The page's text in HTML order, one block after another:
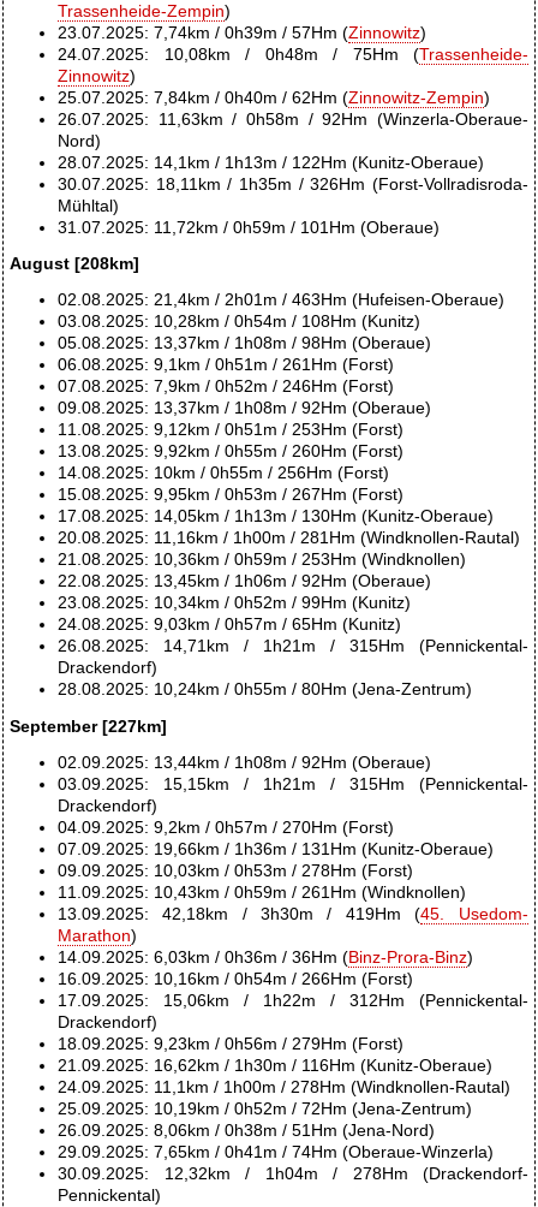
Trassenheide-Zempin)
23.07.2025: 7,74km / 0h39m / 57Hm (Zinnowitz)
24.07.2025: 10,08km / 0h48m / 75Hm (Trassenheide-
Zinnowitz)
25.07.2025: 7,84km / 0h40m / 62Hm (Zinnowitz-Zempin)
26.07.2025: 11,63km / 0h58m / 92Hm (Winzerla-Oberaue-
Nord)
28.07.2025: 14,1km / 1h13m / 122Hm (Kunitz-Oberaue)
30.07.2025: 18,11km / 1h35m / 326Hm (Forst-Vollradisroda-
Mühltal)
31.07.2025: 11,72km / 0h59m / 101Hm (Oberaue)
August [208km]
02.08.2025: 21,4km / 2h01m / 463Hm (Hufeisen-Oberaue)
03.08.2025: 10,28km / 0h54m / 108Hm (Kunitz)
05.08.2025: 13,37km / 1h08m / 98Hm (Oberaue)
06.08.2025: 9,1km / 0h51m / 261Hm (Forst)
07.08.2025: 7,9km / 0h52m / 246Hm (Forst)
09.08.2025: 13,37km / 1h08m / 92Hm (Oberaue)
11.08.2025: 9,12km / 0h51m / 253Hm (Forst)
13.08.2025: 9,92km / 0h55m / 260Hm (Forst)
14.08.2025: 10km / 0h55m / 256Hm (Forst)
15.08.2025: 9,95km / 0h53m / 267Hm (Forst)
17.08.2025: 14,05km / 1h13m / 130Hm (Kunitz-Oberaue)
20.08.2025: 11,16km / 1h00m / 281Hm (Windknollen-Rautal)
21.08.2025: 10,36km / 0h59m / 253Hm (Windknollen)
22.08.2025: 13,45km / 1h06m / 92Hm (Oberaue)
23.08.2025: 10,34km / 0h52m / 99Hm (Kunitz)
24.08.2025: 9,03km / 0h57m / 65Hm (Kunitz)
26.08.2025: 14,71km / 1h21m / 315Hm (Pennickental-
Drackendorf)
28.08.2025: 10,24km / 0h55m / 80Hm (Jena-Zentrum)
September [227km]
02.09.2025: 13,44km / 1h08m / 92Hm (Oberaue)
03.09.2025: 15,15km / 1h21m / 315Hm (Pennickental-
Drackendorf)
04.09.2025: 9,2km / 0h57m / 270Hm (Forst)
07.09.2025: 19,66km / 1h36m / 131Hm (Kunitz-Oberaue)
09.09.2025: 10,03km / 0h53m / 278Hm (Forst)
11.09.2025: 10,43km / 0h59m / 261Hm (Windknollen)
13.09.2025: 42,18km / 3h30m / 419Hm (45. Usedom-
Marathon)
14.09.2025: 6,03km / 0h36m / 36Hm (Binz-Prora-Binz)
16.09.2025: 10,16km / 0h54m / 266Hm (Forst)
17.09.2025: 15,06km / 1h22m / 312Hm (Pennickental-
Drackendorf)
18.09.2025: 9,23km / 0h56m / 279Hm (Forst)
21.09.2025: 16,62km / 1h30m / 116Hm (Kunitz-Oberaue)
24.09.2025: 11,1km / 1h00m / 278Hm (Windknollen-Rautal)
25.09.2025: 10,19km / 0h52m / 72Hm (Jena-Zentrum)
26.09.2025: 8,06km / 0h38m / 51Hm (Jena-Nord)
29.09.2025: 7,65km / 0h41m / 74Hm (Oberaue-Winzerla)
30.09.2025: 12,32km / 1h04m / 278Hm (Drackendorf-
Pennickental)